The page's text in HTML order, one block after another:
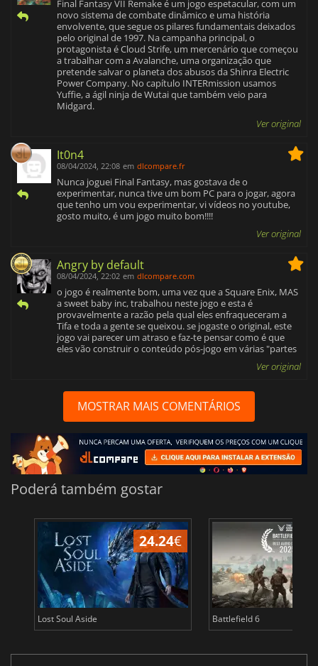
Final Fantasy VII Remake é um jogo espetacular, com um
novo sistema de combate dinâmico e uma história
envolvente, que segue os pilares fundamentais deixados
pelo original de 1997. Na campanha principal, o
protagonista é Cloud Strife, um mercenário que começou
a trabalhar com a Avalanche, uma organização que
pretende salvar o planeta dos abusos da Shinra Electric
Power Company. No capítulo INTERmission usamos
Yuffie, a ágil ninja de Wutai que também veio para
Midgard.
Ver original
It0n4
08/04/2024, 22:08 em dlcompare.fr
Nunca joguei Final Fantasy, mas gostava de o
experimentar, nunca tive um bom PC para o jogar, agora
que tenho um vou experimentar, vi vídeos no youtube,
gosto muito, é um jogo muito bom!!!!
Ver original
Angry by default
08/04/2024, 22:02 em dlcompare.com
o jogo é realmente bom, uma vez que a Square Enix, MAS
a sweet baby inc, trabalhou neste jogo e esta é
provavelmente a razão pela qual eles enfraqueceram a
Tifa e toda a gente se queixou. se jogaste o original, este
jogo vai parecer um atraso e faz-te pensar como é que
eles vão construir o conteúdo pós-jogo em várias "partes
Ver original
MOSTRAR MAIS COMENTÁRIOS
Poderá também gostar
24.24€
Lost Soul Aside Battlefield 6